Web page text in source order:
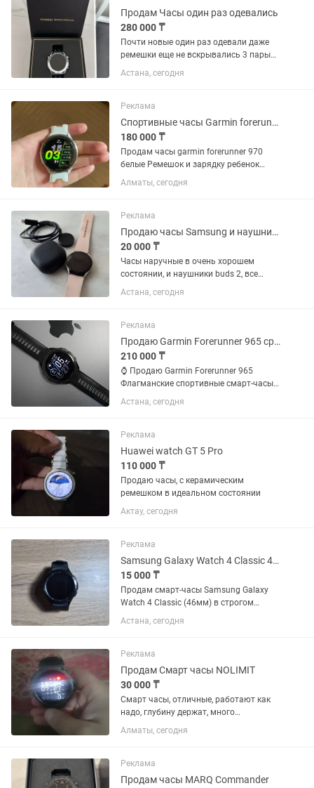
Продам Часы один раз одевались
280 000 ₸
Почти новые один раз одевали даже
ремешки еще не вскрывались 3 пары
ремешков цена на каспи 329.000
Астана, сегодня
Реклама
Спортивные часы Garmin forerunner 970 белые
180 000 ₸
Продам часы garmin forerunner 970
белые Ремешок и зарядку ребенок
порезал. Часы новые, подарили на
день рождения. Особо не носил, все
Алматы, сегодня
Реклама
Продаю часы Samsung и наушники buds 2
20 000 ₸
Часы наручные в очень хорошем
состоянии, и наушники buds 2, все
работает.
Астана, сегодня
Реклама
Продаю Garmin Forerunner 965 срочно
210 000 ₸
⌚ Продаю Garmin Forerunner 965
Флагманские спортивные смарт-часы
Garmin в отличном состоянии. ✅
Подойдут для бега, велоспорта,
повседневного использования. 💚
Следят...
Астана, сегодня
Реклама
Huawei watch GT 5 Pro
110 000 ₸
Продаю часы, с керамическим
ремешком в идеальном состоянии
Актау, сегодня
Реклама
Samsung Galaxy Watch 4 Classic 46mm, Черные
15 000 ₸
Продам смарт-часы Samsung Galaxy
Watch 4 Classic (46мм) в строгом
черном цвете. Модель с крутым
крутящимся безелем, смотрится на
Технически всё работает идеально
(пульс,...
Астана, сегодня
Реклама
Продам Смарт часы NOLIMIT
30 000 ₸
Смарт часы, отличные, работают как
надо, глубину держат, много
циферблатов, много функций,запасной
ремешок, коробка все имеется
Алматы, сегодня
Реклама
Продам часы MARQ Commander